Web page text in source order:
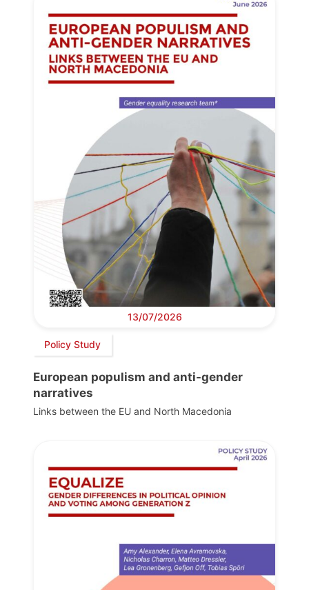
13/07/2026
Policy Study
European populism and anti-gender
narratives
Links between the EU and North Macedonia